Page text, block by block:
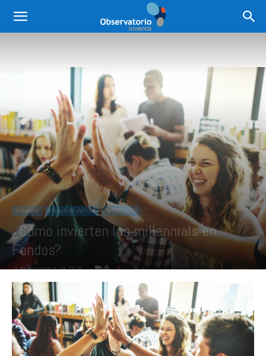
Actualidad El rincón del partícipe IMPORTADOS
¿Cómo invierten los millennials en
Fondos?
4 de diciembre de 2018 0